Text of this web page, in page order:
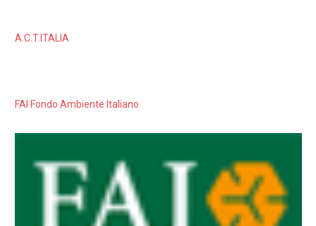
A.C.T.ITALIA
FAI Fondo Ambiente Italiano